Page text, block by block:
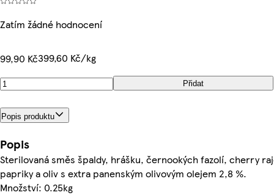
Zatím žádné hodnocení
99,90 Kč399,60 Kč/kg
Přidat
Popis produktu
Popis
Sterilovaná směs špaldy, hrášku, černookých fazolí, cherry
papriky a oliv s extra panenským olivovým olejem 2,8 %.
Množství: 0.25kg